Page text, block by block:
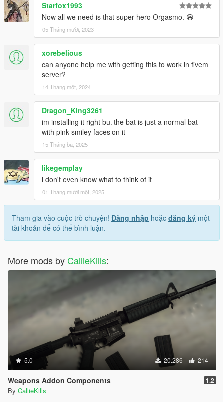
Starfox1993
Now all we need is that super hero Orgasmo. 😆
05 Tháng mười, 2023
xorebelious
can anyone help me with getting this to work in fivem
server?
14 Tháng một, 2024
Dragon_King3261
im installing it right but the bat is just a normal bat
with pink smiley faces on it
15 Tháng ba, 2025
likegemplay
i don't even know what to think of it
01 Tháng mười một, 2025
Tham gia vào cuộc trò chuyện! Đăng nhập hoặc đăng ký một
tài khoản để có thể bình luận.
More mods by CallieKills:
5.0 20.286 214
Weapons Addon Components 1.2
By CallieKills